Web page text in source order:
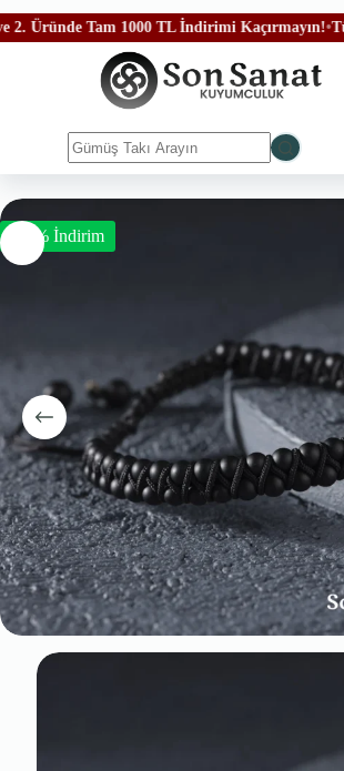
Tam 1000 TL İndirimi Kaçırmayın!•Tüm
-50% İndirim